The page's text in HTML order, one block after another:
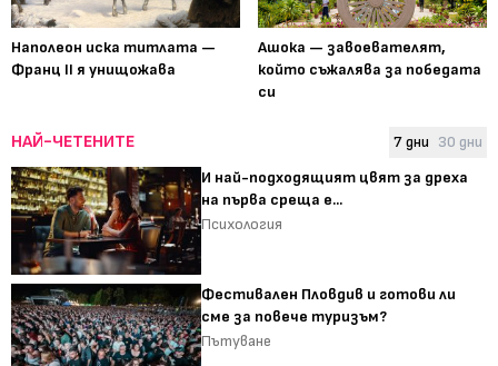
Наполеон иска титлата —
Франц II я унищожава
Ашока — завоевателят,
който съжалява за победата
си
НАЙ-ЧЕТЕНИТЕ 7 дни 30 дни
И най-подходящият цвят за дреха
на първа среща е...
Психология
Фестивален Пловдив и готови ли
сме за повече туризъм?
Пътуване